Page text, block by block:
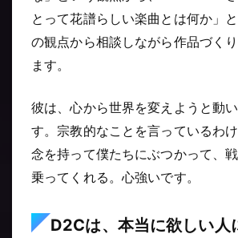
とって花譜らしい楽曲とは何か」
の観点から相談しながら作品づく
ます。
彼は、心から世界を変えようと動
す。宗教的なことを言っているわ
念を持って僕たちにぶつかって、
乗ってくれる。心強いです。
D2Cは、本当に欲しい人